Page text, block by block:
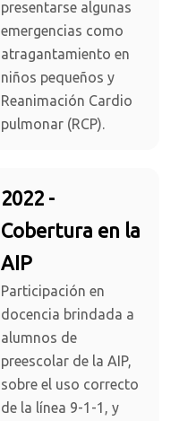
presentarse algunas
emergencias como
atragantamiento en
niños pequeños y
Reanimación Cardio
pulmonar (RCP).
2022 -
Cobertura en la
AIP
Participación en
docencia brindada a
alumnos de
preescolar de la AIP,
sobre el uso correcto
de la línea 9-1-1, y